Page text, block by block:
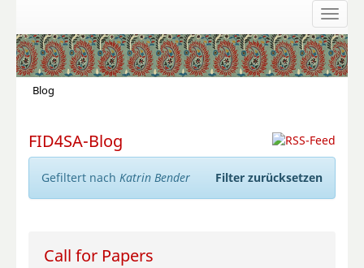
Blog
FID4SA-Blog
Gefiltert nach Katrin Bender Filter zurücksetzen
Call for Papers